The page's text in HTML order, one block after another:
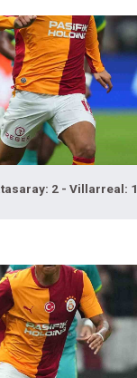
2 - Villarreal: 1